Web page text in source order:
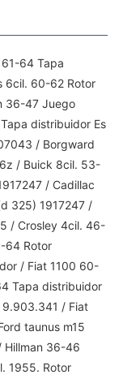
64 Tapa
6cil. 60-62 Rotor
36-47 Juego
distribuidor Es
/ Borgward
/ Buick 8cil. 53-
/ Cadillac
325) 1917247 /
/ Crosley 4cil. 46-
64 Rotor
/ Fiat 1100 60-
Tapa distribuidor
/ Fiat
taunus m15
36-46
1955. Rotor